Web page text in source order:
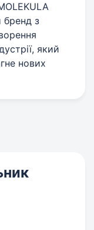
бренд з
який
нових